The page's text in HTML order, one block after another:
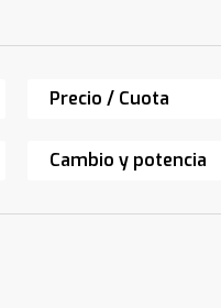
Precio / Cuota
Cambio y potencia